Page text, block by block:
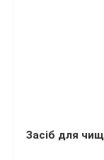
Засіб для